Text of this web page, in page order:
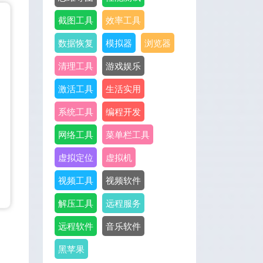
截图工具
效率工具
数据恢复
模拟器
浏览器
清理工具
游戏娱乐
激活工具
生活实用
系统工具
编程开发
网络工具
菜单栏工具
虚拟定位
虚拟机
视频工具
视频软件
解压工具
远程服务
远程软件
音乐软件
黑苹果